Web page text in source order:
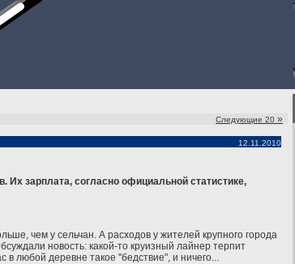
Следующие 20 »
12.11.2010
зарплата, согласно официальной статистике,
чем у сельчан. А расходов у жителей крупного города
новость: какой-то круизный лайнер терпит
в любой деревне такое "бедствие", и ничего...